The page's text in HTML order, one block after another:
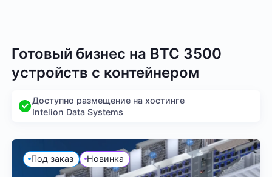
Готовый бизнес на BTC 3500
устройств с контейнером
Доступно размещение на хостинге
Intelion Data Systems
Под заказ Новинка